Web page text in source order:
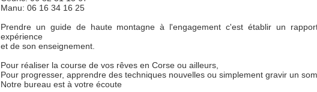
Manu: 06 16 34 16 25
Prendre un guide de haute montagne à l'engagement c'est établir un
expérience
et de son enseignement.
Pour réaliser la course de vos rêves en Corse ou ailleurs,
Pour progresser, apprendre des techniques nouvelles ou simplement gravir un
Notre bureau est à votre écoute